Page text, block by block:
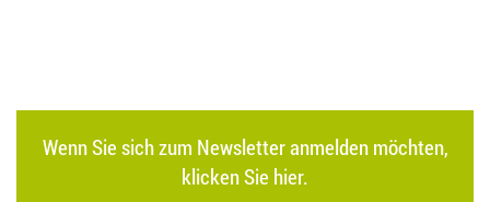
Wenn Sie sich zum Newsletter anmelden möchten,
klicken Sie hier.